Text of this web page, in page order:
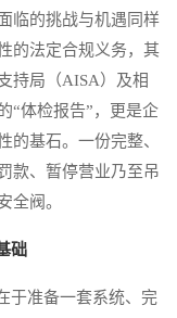
临的挑战与机遇同样
的法定合规义务，其
持局（AISA）及相
“体检报告”，更是企
的基石。一份完整、
款、暂停营业乃至吊
全阀。
础
准备一套系统、完